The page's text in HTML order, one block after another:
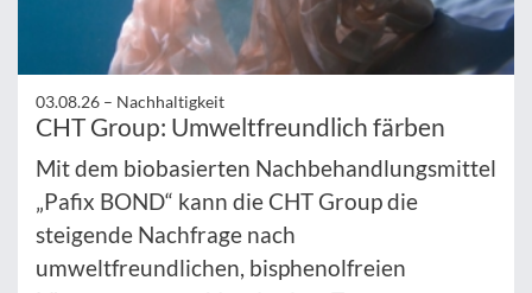
03.08.26 – Nachhaltigkeit
CHT Group: Umweltfreundlich färben
Mit dem biobasierten Nachbehandlungsmittel
„Pafix BOND“ kann die CHT Group die
steigende Nachfrage nach
umweltfreundlichen, bisphenolfreien